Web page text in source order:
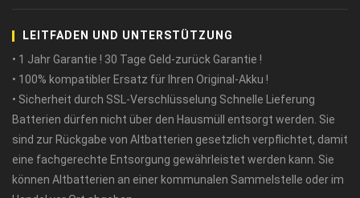
LEITFADEN UND UNTERSTÜTZUNG
• 1 Jahr Garantie ! 30 Tage Geld-zurück Garantie !
• 100% kompatibler Ersatz für Ihren Original-Akku !
• Sicherheit durch SSL-Verschlüsselung Schnelle Lieferung
Batterien dürfen nicht über den Hausmüll entsorgt werden. Sie
sind zur Rückgabe von Altbatterien gesetzlich verpflichtet, damit
eine fachgerechte Entsorgung gewährleistet werden kann. Sie
können Altbatterien an einer kommunalen Sammelstelle oder im